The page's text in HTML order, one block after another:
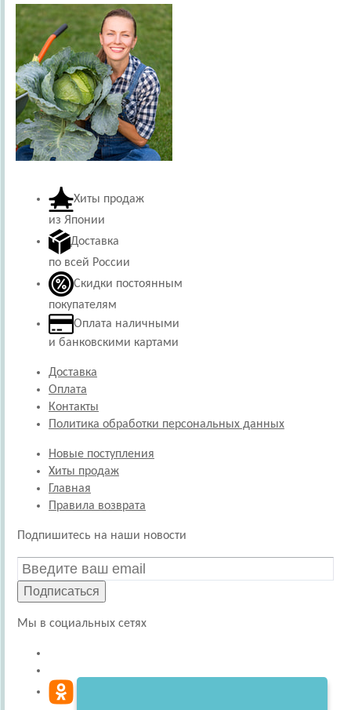
Хиты продаж
из Японии
Доставка
по всей России
Скидки постоянным
покупателям
Оплата наличными
и банковскими картами
Доставка
Оплата
Контакты
Политика обработки персональных данных
Новые поступления
Хиты продаж
Главная
Правила возврата
Подпишитесь на наши новости
Подписаться
Мы в социальных сетях